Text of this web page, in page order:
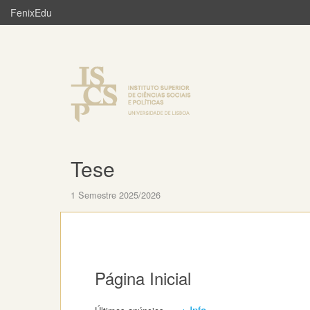
FenixEdu
Tese
1 Semestre 2025/2026
Página Inicial